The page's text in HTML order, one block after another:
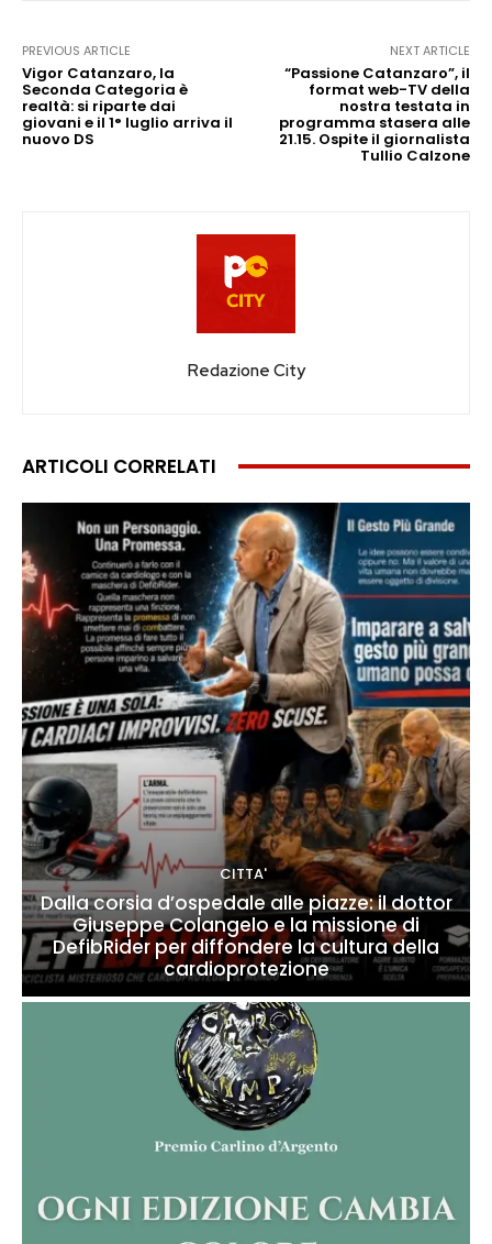
PREVIOUS ARTICLE
Vigor Catanzaro, la
Seconda Categoria è
realtà: si riparte dai
giovani e il 1° luglio arriva il
nuovo DS
NEXT ARTICLE
“Passione Catanzaro”, il
format web-TV della
nostra testata in
programma stasera alle
21.15. Ospite il giornalista
Tullio Calzone
Redazione City
ARTICOLI CORRELATI
CITTA'
Dalla corsia d’ospedale alle piazze: il dottor
Giuseppe Colangelo e la missione di
DefibRider per diffondere la cultura della
cardioprotezione